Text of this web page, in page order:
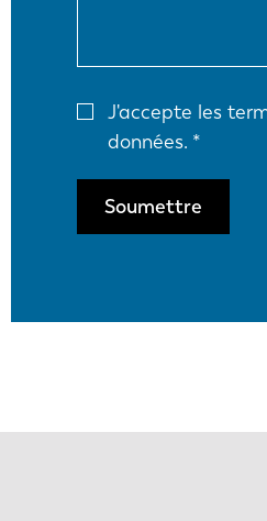
J'accepte les
données.
Soumettre